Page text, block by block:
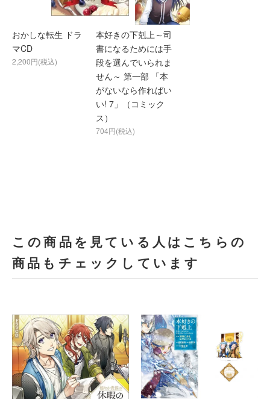
おかしな転生 ドラ
マCD
2,200円(税込)
本好きの下剋上～司
書になるためには手
段を選んでいられま
せん～ 第一部 「本
がないなら作ればい
い! 7」（コミック
ス）
704円(税込)
この商品を見ている人はこちらの
商品もチェックしています